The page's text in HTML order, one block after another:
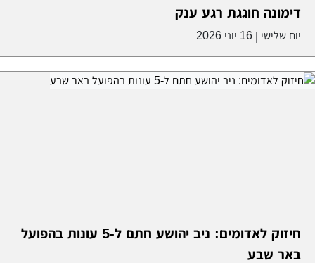
דימונה חוגגת רגע ענק
יום שלישי 16 יוני 2026
חיזוק לאדומים: ניב יהושע חתם ל-5 עונות בהפועל
באר שבע